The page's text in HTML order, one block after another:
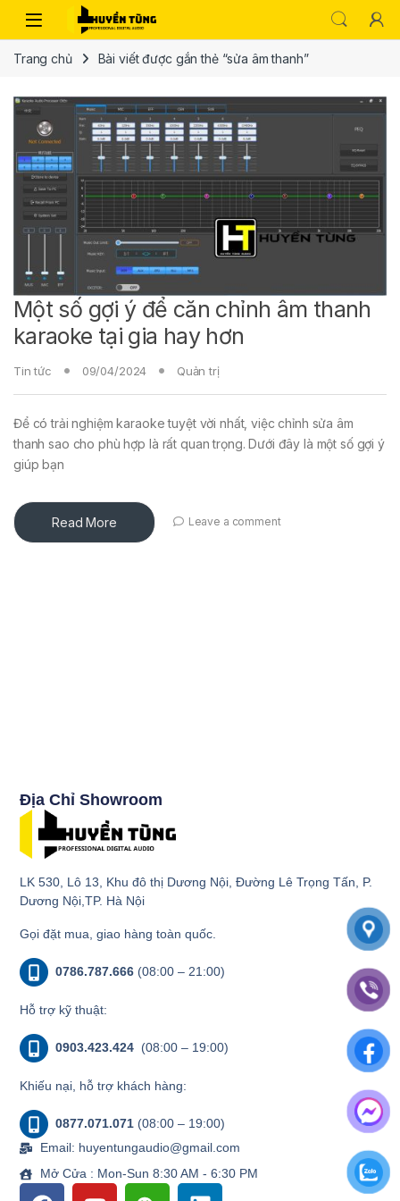
Trang chủ Bài viết được gắn thẻ “sửa âm thanh”
Một số gợi ý để căn chỉnh âm thanh
karaoke tại gia hay hơn
Tin tức 09/04/2024 Quản trị
Để có trải nghiệm karaoke tuyệt vời nhất, việc chỉnh sửa âm
thanh sao cho phù hợp là rất quan trọng. Dưới đây là một số gợi ý
giúp bạn
Read More Leave a comment
Địa Chỉ Showroom
LK 530, Lô 13, Khu đô thị Dương Nội, Đường Lê Trọng Tấn, P.
Dương Nội,TP. Hà Nội
Gọi đặt mua, giao hàng toàn quốc.
0786.787.666 (08:00 – 21:00)
Hỗ trợ kỹ thuật:
0903.423.424 (08:00 – 19:00)
Khiếu nại, hỗ trợ khách hàng:
0877.071.071 (08:00 – 19:00)
Email: huyentungaudio@gmail.com
Mở Cửa : Mon-Sun 8:30 AM - 6:30 PM